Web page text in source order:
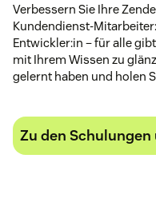
Verbessern Sie Ihre
Kundendienst-
Entwickler:in – für alle
mit Ihrem Wissen zu
gelernt haben und holen
Zu den